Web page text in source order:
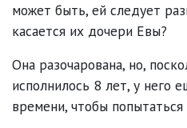
может быть, ей следует
касается их дочери Евы?
Она разочарована, но,
исполнилось 8 лет, у него
времени, чтобы